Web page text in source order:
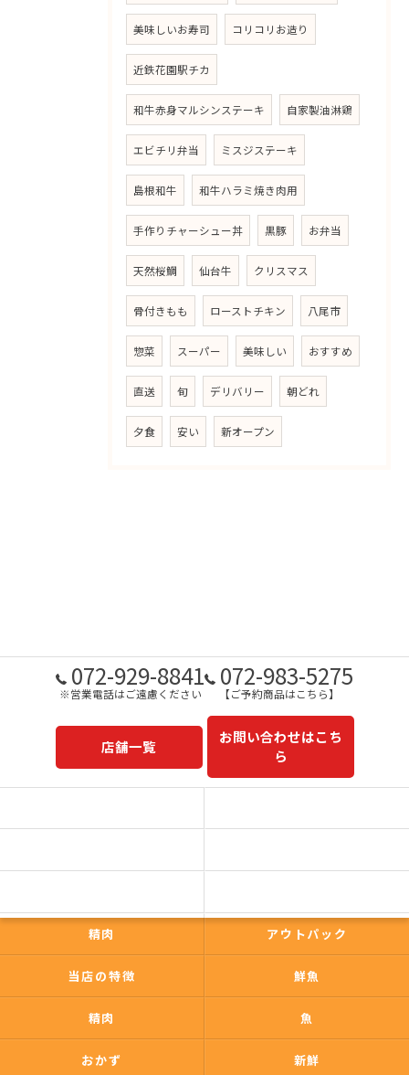
美味しいお寿司 コリコリお造り
近鉄花園駅チカ
和牛赤身マルシンステーキ 自家製油淋鶏
エビチリ弁当 ミスジステーキ
島根和牛 和牛ハラミ焼き肉用
手作りチャーシュー丼 黒豚 お弁当
天然桜鯛 仙台牛 クリスマス
骨付きもも ローストチキン 八尾市
惣菜 スーパー 美味しい おすすめ
直送 旬 デリバリー 朝どれ
夕食 安い 新オープン
072-929-8841
※営業電話はご遠慮ください
072-983-5275
【ご予約商品はこちら】
店舗一覧
お問い合わせはこち
ら
精肉 アウトパック
当店の特徴 鮮魚
精肉 魚
おかず 新鮮